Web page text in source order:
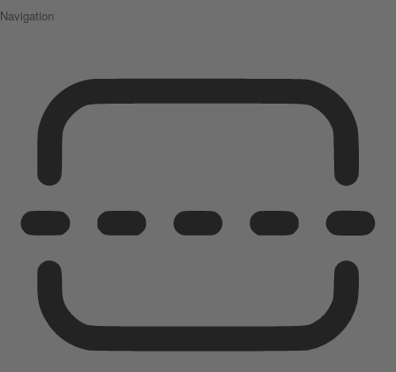
Navigation